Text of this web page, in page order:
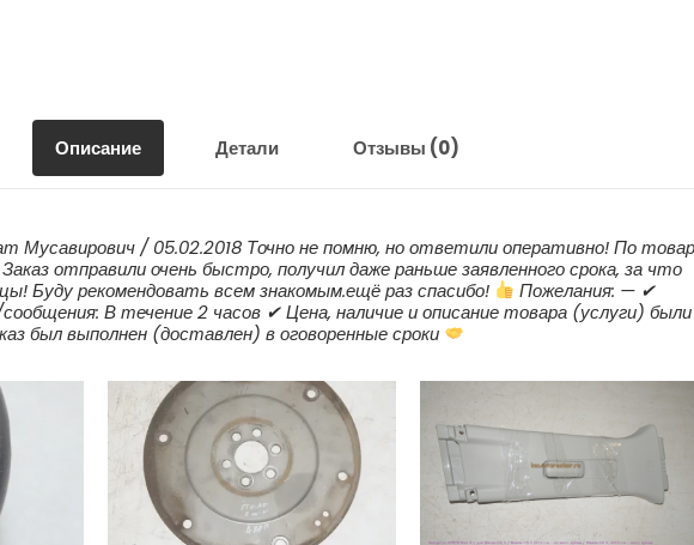
Freelander
Описание Детали Отзывы (0)
Мусавирович / 05.02.2018 Точно не помню, но ответили оперативно! По
отправили очень быстро, получил даже раньше заявленного срока, за что
Буду рекомендовать всем знакомым.ещё раз спасибо!
Пожелания: — ✔
сообщения: В течение 2 часов ✔ Цена, наличие и описание товара (услуги) были
был выполнен (доставлен) в оговоренные сроки